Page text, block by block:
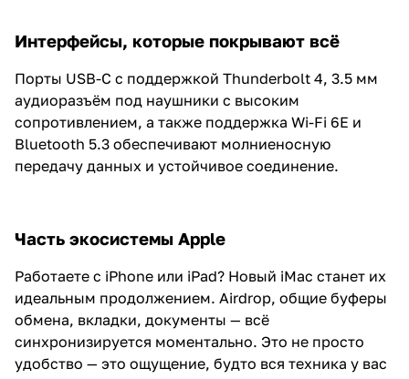
Интерфейсы, которые покрывают всё
Порты USB-C с поддержкой Thunderbolt 4, 3.5 мм
аудиоразъём под наушники с высоким
сопротивлением, а также поддержка Wi-Fi 6E и
Bluetooth 5.3 обеспечивают молниеносную
передачу данных и устойчивое соединение.
Часть экосистемы Apple
Работаете с iPhone или iPad? Новый iMac станет их
идеальным продолжением. Airdrop, общие буферы
обмена, вкладки, документы — всё
синхронизируется моментально. Это не просто
удобство — это ощущение, будто вся техника у вас